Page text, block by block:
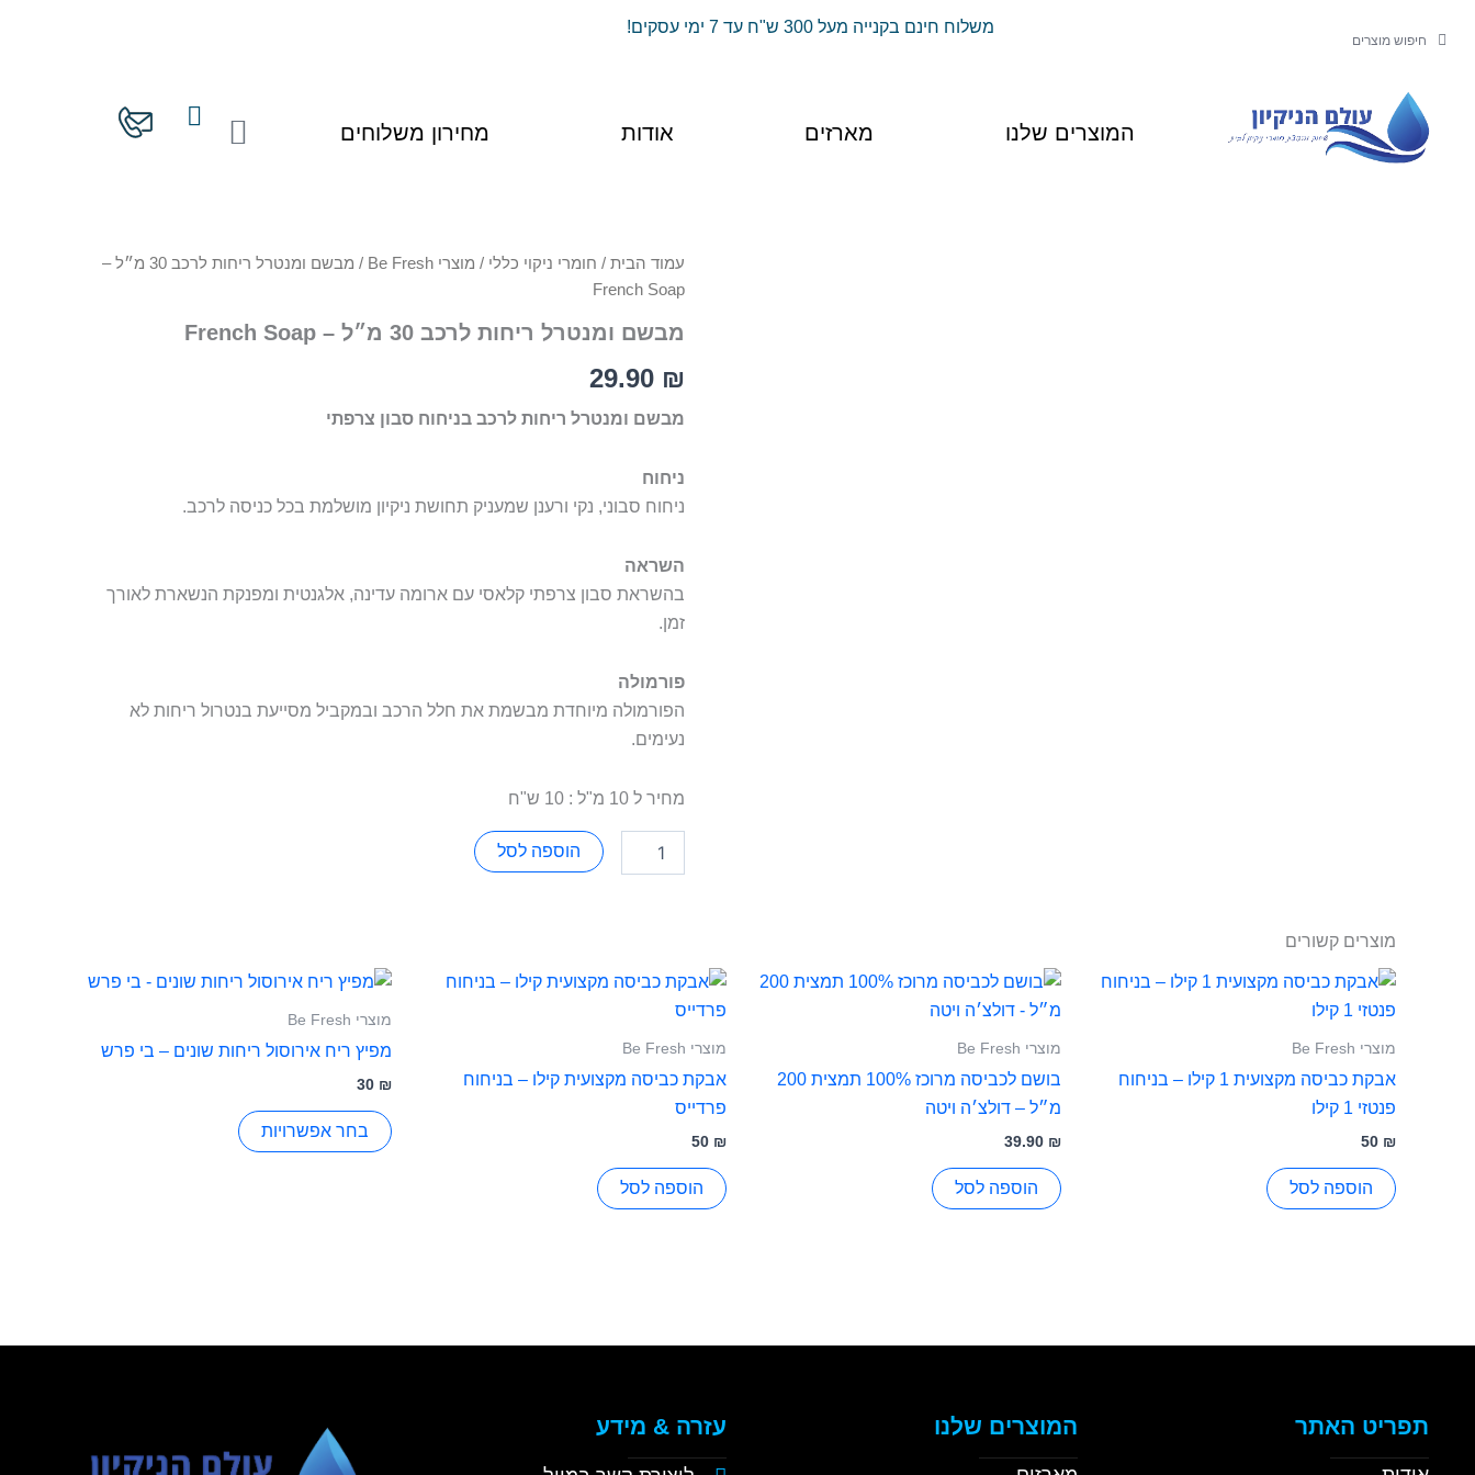
לתוכן
משלוח חינם בקנייה מעל 300 ש"ח עד 7 ימי עסקים!
עגלת
המוצרים שלנו מארזים אודות מחירון משלוחים
עמוד הבית / חומרי ניקוי כללי / מוצרי Be Fresh
/ מבשם ומנטרל ריחות לרכב 30 מ״ל –
French Soap
מבשם ומנטרל ריחות לרכב 30 מ״ל – French Soap
29.90 ₪
מבשם ומנטרל ריחות לרכב בניחוח סבון צרפתי
ניחוח
ניחוח סבוני, נקי ורענן שמעניק תחושת ניקיון מושלמת בכל כניסה לרכב.
השראה
בהשראת סבון צרפתי קלאסי עם ארומה עדינה, אלגנטית ומפנקת הנשארת לאורך
זמן.
פורמולה
הפורמולה מיוחדת מבשמת את חלל הרכב ובמקביל מסייעת בנטרול ריחות לא
נעימים.
מחיר ל 10 מ"ל : 10 ש"ח
כמות
של
מבשם
ומנטרל
לרכב
30
מ״ל
Soap
הוספה לסל
מוצרים קשורים
מוצרי Be Fresh
אבקת כביסה מקצועית 1 קילו – בניחוח
פנטזי 1 קילו
50 ₪
הוספה לסל
מוצרי Be Fresh
בושם לכביסה מרוכז 100% תמצית 200
מ״ל – דולצ׳ה ויטה
39.90 ₪
הוספה לסל
מוצרי Be Fresh
אבקת כביסה מקצועית קילו – בניחוח
פרדייס
50 ₪
הוספה לסל
מוצרי Be Fresh
מפיץ ריח אירוסול ריחות שונים – בי פרש
30 ₪
בחר אפשרויות
למוצר
ניתן
תפריט האתר המוצרים שלנו עזרה & מידע